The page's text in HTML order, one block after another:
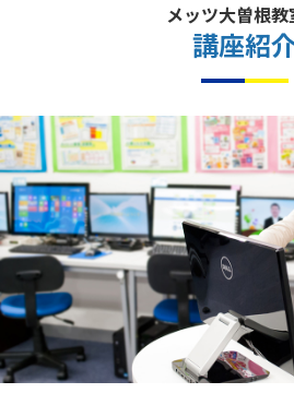
メッツ大曽根教
講座紹